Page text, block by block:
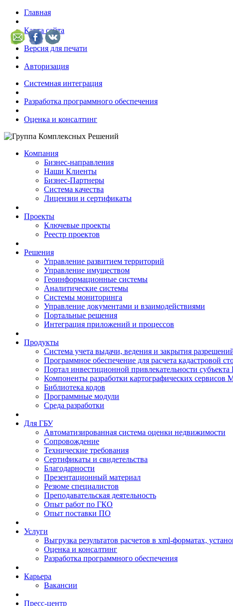
Главная
Карта сайта
Версия для печати
Авторизация
Системная интеграция
Разработка программного обеспечения
Оценка и консалтинг
Компания
Бизнес-направления
Наши Клиенты
Бизнес-Партнеры
Система качества
Лицензии и сертификаты
Проекты
Ключевые проекты
Реестр проектов
Решения
Управление развитием территорий
Управление имуществом
Геоинформационные системы
Аналитические системы
Системы мониторинга
Управление документами и взаимодействиями
Портальные решения
Интеграция приложений и процессов
Продукты
Система учета выдачи, ведения и закрытия
Программное обеспечение для расчета кадастровой
Портал инвестиционной привлекательности
Компоненты разработки картографических сервисов
Библиотека кодов
Программные модули
Среда разработки
Для ГБУ
Автоматизированная система оценки недвижимости
Сопровождение
Технические требования
Сертификаты и свидетельства
Благодарности
Презентационный материал
Резюме специалистов
Преподавательская деятельность
Опыт работ по ГКО
Опыт поставки ПО
Услуги
Выгрузка результатов расчетов в xml-форматах,
Оценка и консалтинг
Разработка программного обеспечения
Карьера
Вакансии
Пресс-центр